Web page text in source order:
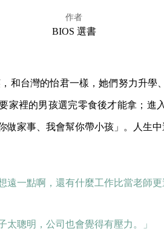
作者
BIOS 選書
和台灣的怡君一樣，她們努力升
家裡的男孩選完零食後才能拿；進
做家事、我會幫你帶小孩」。人生中
遠一點啊，還有什麼工作比當老師更
太聰明，公司也會覺得有壓力。」